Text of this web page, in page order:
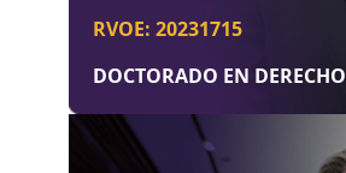
RVOE: 20231715
DOCTORADO EN DERECHO